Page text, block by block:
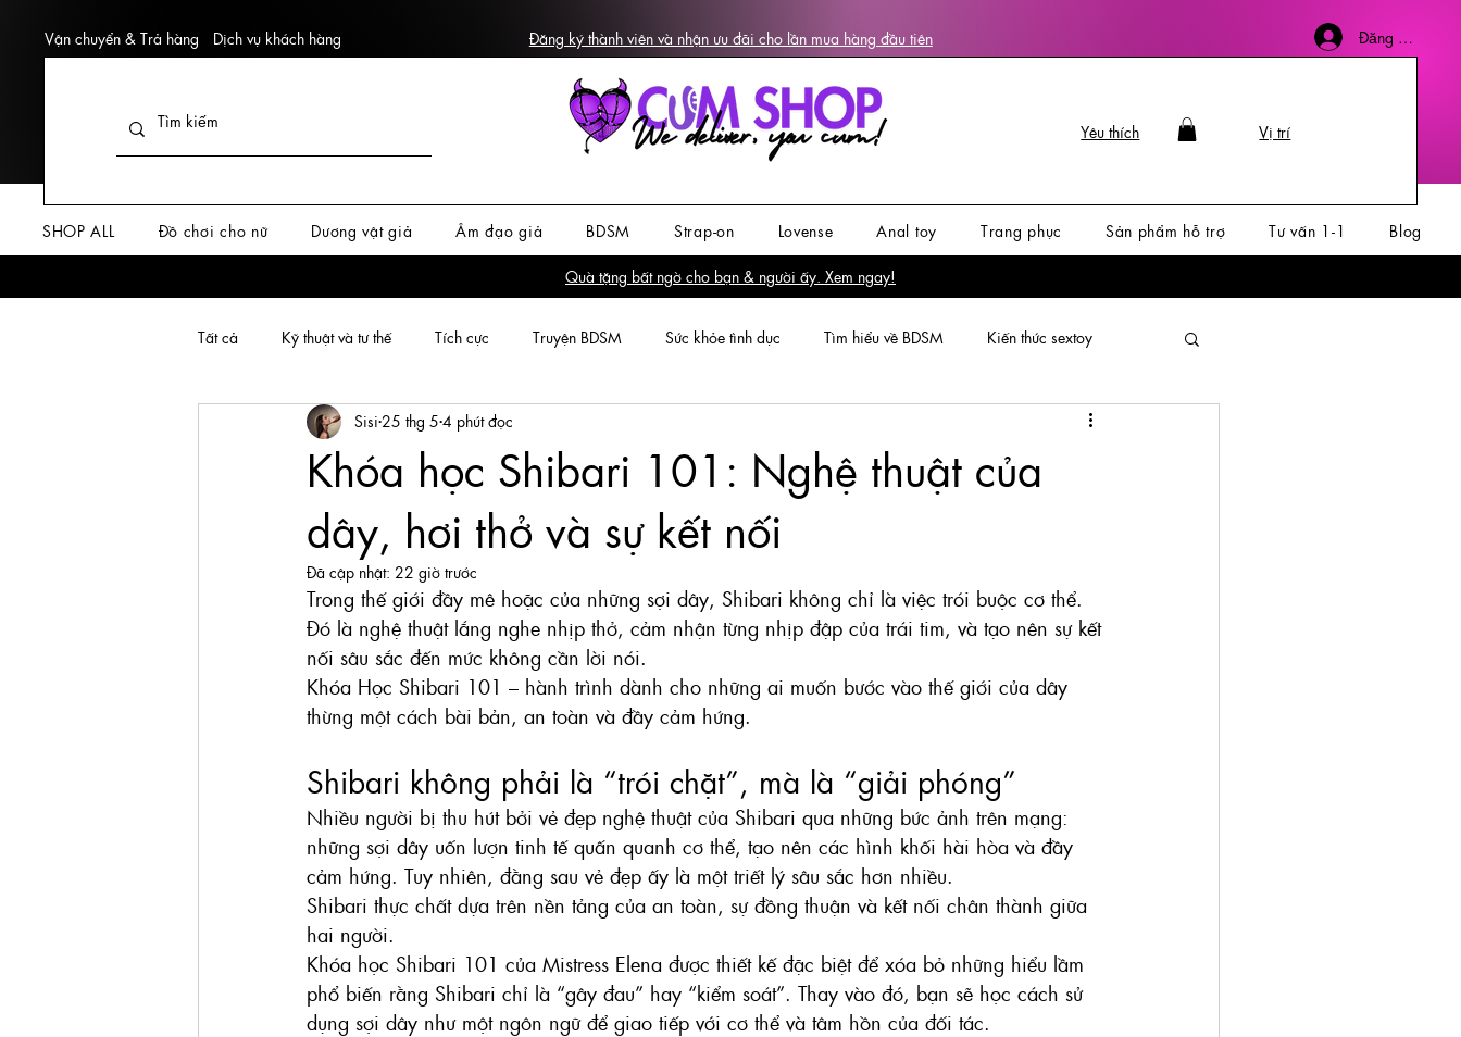
Vận chuyển & Trả hàng Dịch vụ khách hàng Đăng ký thành viên và nhận ưu đãi cho lần mua hàng đầu tiên Đăng nhập
Yêu thích Vị trí
SHOP ALL Đồ chơi cho nữ Dương vật giả Âm đạo giả BDSM Strap-on Lovense Anal toy Trang phục Sản phẩm hỗ trợ Tư vấn 1-1 Blog
Quà tặng bất ngờ cho bạn & người ấy. Xem ngay!
Tất cả Kỹ thuật và tư thế Tích cực Truyện BDSM Sức khỏe tình dục Tìm hiểu về BDSM Kiến thức sextoy
Từ điển yêu Kiến thức giới tính
Khóa học Shibari 101: Nghệ thuật của
dây, hơi thở và sự kết nối
Sisi 25 thg 5 4 phút đọc
Đã cập nhật: 22 giờ trước
Trong thế giới đầy mê hoặc của những sợi dây, Shibari không chỉ là việc trói buộc cơ thể.
Đó là nghệ thuật lắng nghe nhịp thở, cảm nhận từng nhịp đập của trái tim, và tạo nên sự kết
nối sâu sắc đến mức không cần lời nói.
Khóa Học Shibari 101 – hành trình dành cho những ai muốn bước vào thế giới của dây
thừng một cách bài bản, an toàn và đầy cảm hứng.
Shibari không phải là “trói chặt”, mà là “giải phóng”
Nhiều người bị thu hút bởi vẻ đẹp nghệ thuật của Shibari qua những bức ảnh trên mạng:
những sợi dây uốn lượn tinh tế quấn quanh cơ thể, tạo nên các hình khối hài hòa và đầy
cảm hứng. Tuy nhiên, đằng sau vẻ đẹp ấy là một triết lý sâu sắc hơn nhiều.
Shibari thực chất dựa trên nền tảng của an toàn, sự đồng thuận và kết nối chân thành giữa
hai người.
Khóa học Shibari 101 của Mistress Elena được thiết kế đặc biệt để xóa bỏ những hiểu lầm
phổ biến rằng Shibari chỉ là “gây đau” hay “kiểm soát”. Thay vào đó, bạn sẽ học cách sử
dụng sợi dây như một ngôn ngữ để giao tiếp với cơ thể và tâm hồn của đối tác.